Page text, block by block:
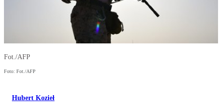
Fot./AFP
Foto: Fot./AFP
Hubert Kozieł